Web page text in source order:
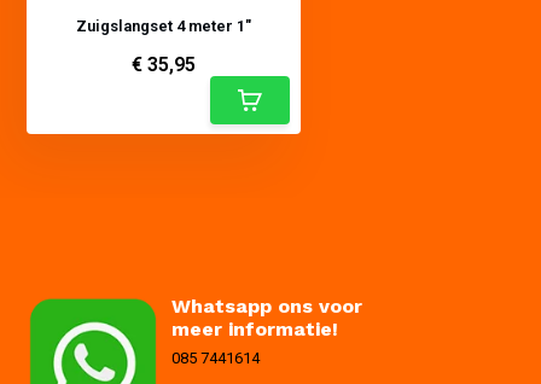
Zuigslangset 4 meter 1"
€ 35,95
Whatsapp ons voor
meer informatie!
085 7441614